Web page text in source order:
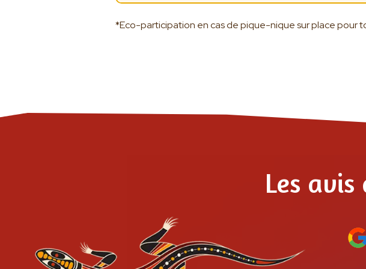
*Eco-participation en cas de pique-nique sur place pour
Les